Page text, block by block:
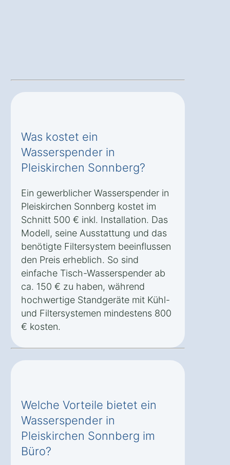
Was kostet ein
Wasserspender in
Pleiskirchen Sonnberg?
Ein gewerblicher Wasserspender in
Pleiskirchen Sonnberg kostet im
Schnitt 500 € inkl. Installation. Das
Modell, seine Ausstattung und das
benötigte Filtersystem beeinflussen
den Preis erheblich. So sind
einfache Tisch-Wasserspender ab
ca. 150 € zu haben, während
hochwertige Standgeräte mit Kühl-
und Filtersystemen mindestens 800
€ kosten.
Welche Vorteile bietet ein
Wasserspender in
Pleiskirchen Sonnberg im
Büro?